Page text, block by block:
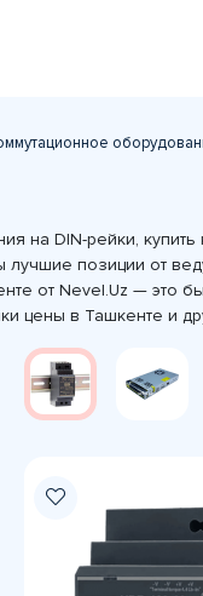
на DIN-рейки,
лучшие позиции от
от Nevel.Uz — это
цены в Ташкенте и